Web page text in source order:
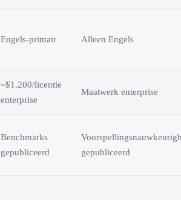
Engels-primair Alleen Engels
~$1.200/licentie
enterprise
Maatwerk enterprise
Benchmarks
gepubliceerd
gepubliceerd